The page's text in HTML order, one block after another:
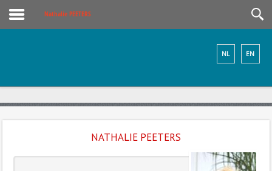
Nathalie PEETERS
EN
NL
NATHALIE PEETERS